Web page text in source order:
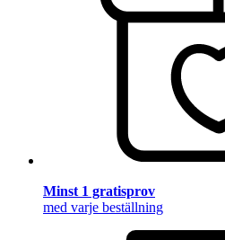
Minst 1 gratisprov
med varje beställning